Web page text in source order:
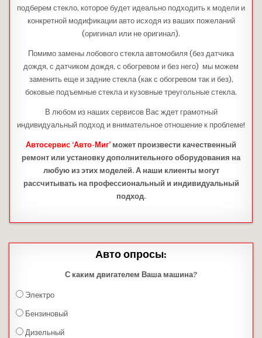
подберем стекло, которое будет идеально подходить к модели и
конкретной модификации авто исходя из ваших пожеланий
(оригинал или не оригинал).
Помимо замены лобового стекла автомобиля (без датчика
дождя, с датчиком дождя, с обогревом и без него) мы можем
заменить еще и задние стекла (как с обогревом так и без),
боковые подъемные стекла и кузовные треугольные стекла.
В любом из наших сервисов Вас ждет грамотный
индивидуальный подход и внимательное отношение к проблеме!
Автосервис ‘Авто-Миг’ может произвести качественный
ремонт или установку дополнительного оборудования на
любую из этих моделей. А наши клиенты могут
рассчитывать на профессиональный и индивидуальный
подход.
Авто опросы:
С каким двигателем Ваша машина?
Электро
Бензиновый
Дизельный